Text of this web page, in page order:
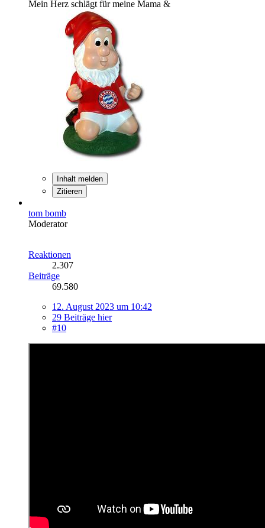
Mein Herz schlägt für meine Mama &
Inhalt melden
Zitieren
tom bomb
Moderator
Reaktionen
2.307
Beiträge
69.580
12. August 2023 um 10:42
29 Beiträge hier
#10